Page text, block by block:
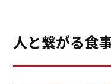
あたたかみを感じる
キッチンになっていく
ューが多かったのです
馳走を作ってくれま
人と繋がる食